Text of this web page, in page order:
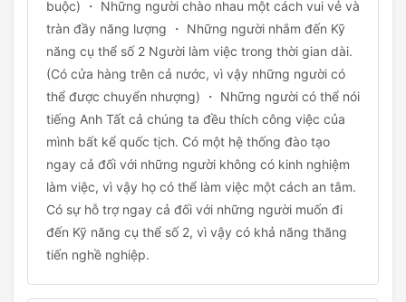
buộc) ・ Những người chào nhau một cách vui vẻ và
tràn đầy năng lượng ・ Những người nhắm đến Kỹ
năng cụ thể số 2 Người làm việc trong thời gian dài.
(Có cửa hàng trên cả nước, vì vậy những người có
thể được chuyển nhượng) ・ Những người có thể nói
tiếng Anh Tất cả chúng ta đều thích công việc của
mình bất kể quốc tịch. Có một hệ thống đào tạo
ngay cả đối với những người không có kinh nghiệm
làm việc, vì vậy họ có thể làm việc một cách an tâm.
Có sự hỗ trợ ngay cả đối với những người muốn đi
đến Kỹ năng cụ thể số 2, vì vậy có khả năng thăng
tiến nghề nghiệp.